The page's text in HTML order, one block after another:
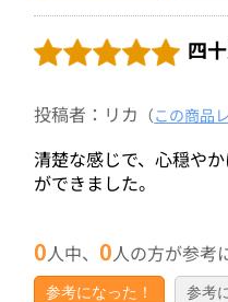
四
投稿者：リカ （この商品
清楚な感じで、心穏や
ができました。
0人中、0人の方が参考
参考になった！ 参考